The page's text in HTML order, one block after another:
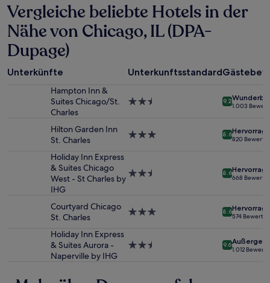
24 Stunden
für
einen
Aufenthalt
mit
1 Übernachtung
von
2 Erwachsenen
Verfügbarkeiten
Bedingungen
Vergleiche beliebte Hotels in der
Nähe von Chicago, IL (DPA-
Dupage)
Unterkünfte Unterkunftsstandard
Hampton Inn &
Suites Chicago/St.
Charles
2.5-
9.2
1.003
Hilton Garden Inn
St. Charles
3.0-
8.6
820
Holiday Inn Express
& Suites Chicago
West - St Charles by
IHG
2.5-
8.6
668
Courtyard Chicago
St. Charles
3.0-
8.6
574
Holiday Inn Express
& Suites Aurora -
Naperville by IHG
2.5-
9.6
1.012